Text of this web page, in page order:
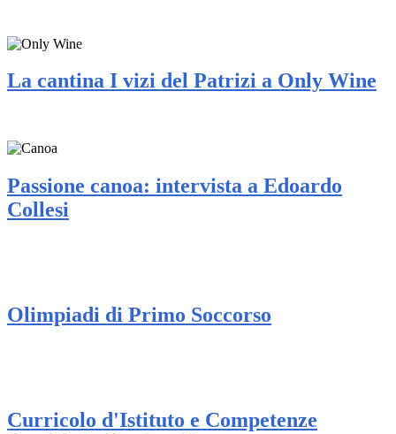
La cantina I vizi del Patrizi a Only Wine
Passione canoa: intervista a Edoardo
Collesi
Olimpiadi di Primo Soccorso
Curricolo d'Istituto e Competenze